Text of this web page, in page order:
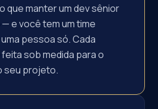
que manter um dev sênior
e você tem um time
pessoa só. Cada
sob medida para o
seu projeto.